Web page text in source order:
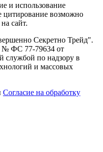
и использование
цитирование возможно
сайт.
Секретно Трейд".
№ ФС 77-79634 от
службой по надзору в
и массовых
Согласие на обработку